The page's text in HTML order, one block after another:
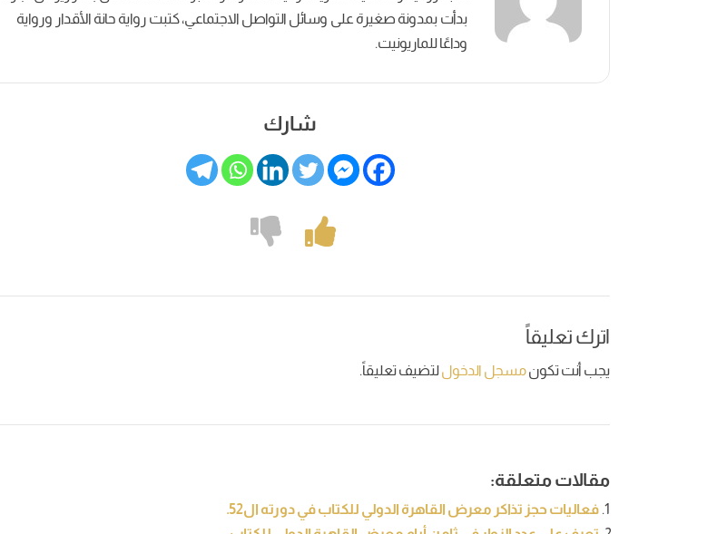
بدأت بمدونة صغيرة على وسائل التواصل الاجتماعي، كتبت رواية حانة الأقدار ورواية
وداعًا للماريونيت.
شارك
اترك تعليقاً
يجب أنت تكونمسجل الدخوللتضيف تعليقاً.
مقالات متعلقة:
فعاليات حجز تذاكر معرض القاهرة الدولي للكتاب في دورته ال52.